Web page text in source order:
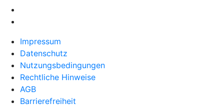
Impressum
Datenschutz
Nutzungsbedingungen
Rechtliche Hinweise
AGB
Barrierefreiheit